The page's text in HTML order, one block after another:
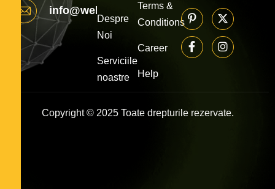
info@webdream.md
Despre
Noi
Serviciile
noastre
Terms &
Conditions
Career
Help
Copyright © 2025 Toate drepturile rezervate.